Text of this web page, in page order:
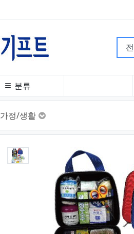
분류
가정/생활
1번째 이미지 새창